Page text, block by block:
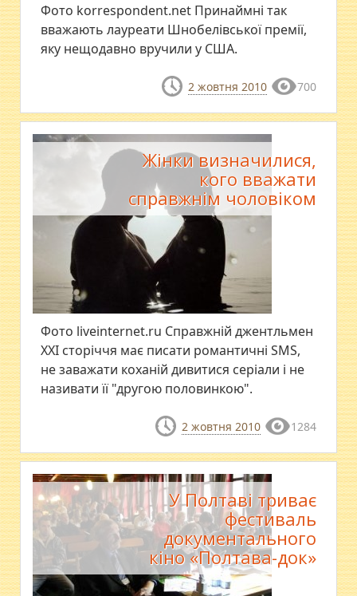
Фото korrespondent.net Принаймні так
вважають лауреати Шнобелівської премії,
яку нещодавно вручили у США.
2 жовтня 2010 700
Жінки визначилися,
кого вважати
справжнім чоловіком
Фото liveinternet.ru Справжній джентльмен
XXI сторіччя має писати романтичні SMS,
не заважати коханій дивитися серіали і не
називати її "другою половинкою".
2 жовтня 2010 1284
У Полтаві триває
фестиваль
документального
кіно «Полтава-док»